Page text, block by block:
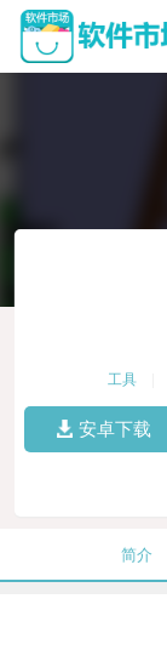
工具
安卓下载
简介